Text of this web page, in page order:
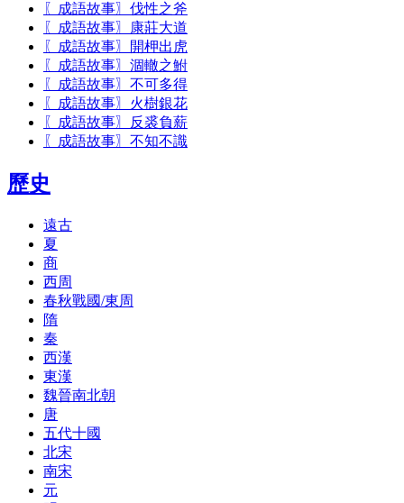
〖成語故事〗伐性之斧
〖成語故事〗康莊大道
〖成語故事〗開柙出虎
〖成語故事〗涸轍之鮒
〖成語故事〗不可多得
〖成語故事〗火樹銀花
〖成語故事〗反裘負薪
〖成語故事〗不知不識
歷史
遠古
夏
商
西周
春秋戰國/東周
隋
秦
西漢
東漢
魏晉南北朝
唐
五代十國
北宋
南宋
元